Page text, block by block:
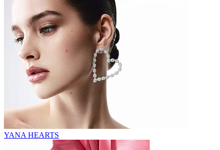
YANA HEARTS